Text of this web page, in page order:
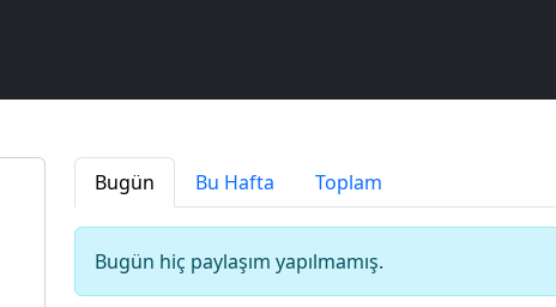
Bugün Bu Hafta Toplam
Bugün hiç paylaşım yapılmamış.